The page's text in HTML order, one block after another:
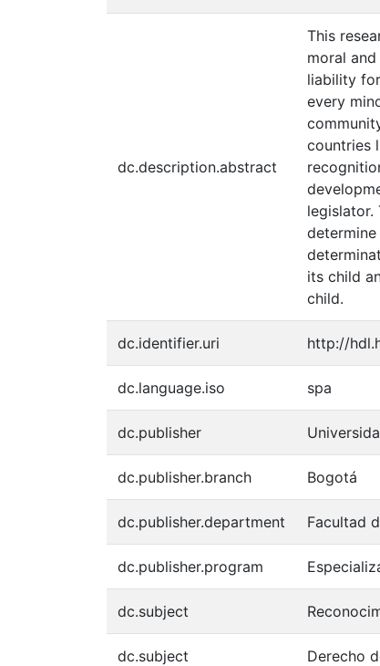
dc.description.abstract
This
moral
liability
every
countries
its child
child.
dc.identifier.uri http://
dc.language.iso spa
dc.publisher
dc.publisher.branch Bogotá
dc.publisher.department Facultad
dc.publisher.program
dc.subject
dc.subject Derecho